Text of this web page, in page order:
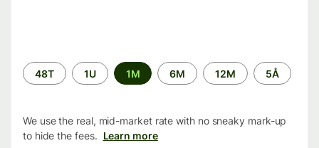
Time
period
48T 1U 1M 6M 12M 5Å
We use the real, mid-market rate with no sneaky mark-up
to hide the fees. Learn more